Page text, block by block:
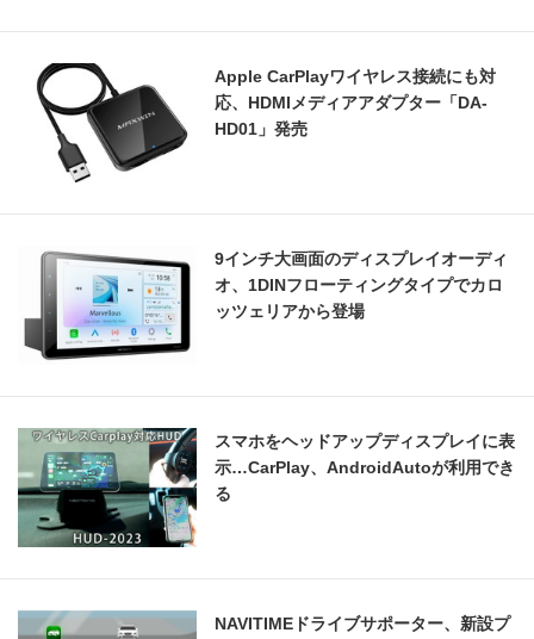
Apple CarPlayワイヤレス接続にも対
応、HDMIメディアアダプター「DA-
HD01」発売
9インチ大画面のディスプレイオーディ
オ、1DINフローティングタイプでカロ
ッツェリアから登場
スマホをヘッドアップディスプレイに表
示…CarPlay、AndroidAutoが利用でき
る
NAVITIMEドライブサポーター、新設プ